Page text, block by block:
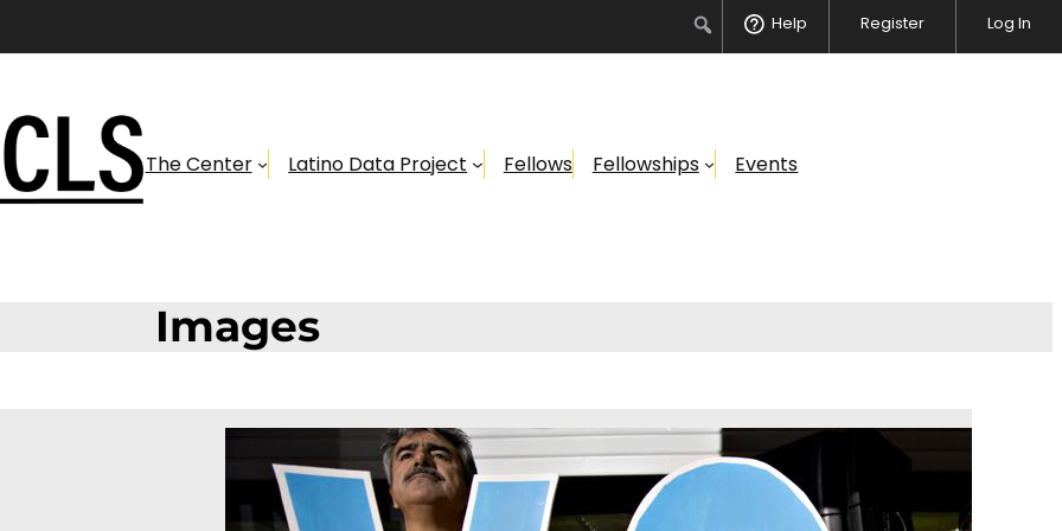
SearchHelp Register Log In
The Center
Latino Data Project Fellows Fellowships Events
Images